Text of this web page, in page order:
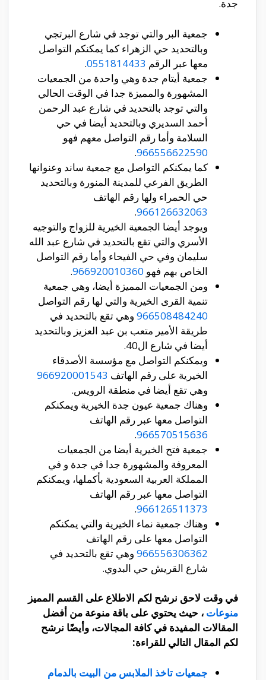
جدة.
جمعية البر والتي توجد في شارع البرتجي
وبالتحديد حي الزهراء كما يمكنكم التواصل
معها عبر الرقم 0551814433
.
جمعية أيتام جدة وهي واحدة من الجمعيات
المشهورة والمميزة جدا في الوقت الحالي
والتي توجد بالتحديد في شارع عبد الرحمن
أحمد السديري وبالتحديد أيضا في حي
السلامة وأما رقم التواصل معهم فهو
966556622590
.
كما يمكنكم التواصل مع جمعية ساند وعنوانها
الطريق الفرعي للمدينة المنورة وبالتحديد
حي الحمراء ولها رقم الهاتف
966126632063
.
ويوجد أيضا الجمعية الخيرية للزواج والتوجيه
الأسري والتي تقع بالتحديد في شارع عبد الله
سليمان وفي حي الفيحاء وأما رقم التواصل
الخاص بهم فهو 966920010360
.
ومن الجمعيات المميزة أيضا، وهي جمعية
تنمية القرى الخيرية والتي لها رقم التواصل
966508484240 وهي تقع بالتحديد في
طريقة الأمير متعب بن عبد العزيز وبالتحديد
أيضا في شارع ال40.
ويمكنكم التواصل مع مؤسسة الأصدقاء
الخيرية على رقم الهاتف 966920001543
وهي تقع أيضا في منطقة الرويس.
وهناك جمعية عيون جدة الخيرية ويمكنكم
التواصل معها عبر رقم الهاتف
966570515636
.
جمعية فتح الخيرية أيضا من الجمعيات
المعروفة والمشهورة جدا في جدة و في
المملكة العربية السعودية بأكملها، ويمكنكم
التواصل معها عبر رقم الهاتف
966126511373
.
وهناك جمعية نماء الخيرية والتي يمكنكم
التواصل معها على رقم الهاتف
966556306362 وهي تقع بالتحديد في
شارع القريش حي البدوي.
في وقت لاحق نرشح لكم الاطلاع على القسم المميز
منوعات ، حيث يحتوي على باقة منوعة من أفضل
المقالات المفيدة في كافة المجالات، وأيضًا نرشح
لكم المقال التالي للقراءة:
جمعيات تاخذ الملابس من البيت بالدمام